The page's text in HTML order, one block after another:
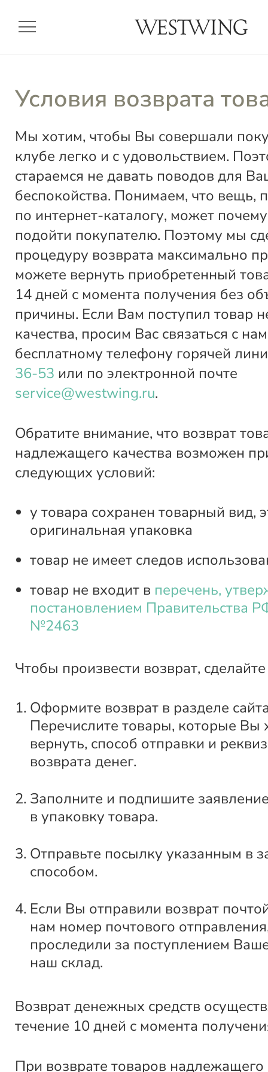
menu
Условия возврата
Мы хотим, чтобы Вы совершали
клубе легко и с удовольствием.
стараемся не давать поводов для
беспокойства. Понимаем, что вещь,
по интернет-каталогу, может
подойти покупателю. Поэтому мы
процедуру возврата максимально
можете вернуть приобретенный
14 дней с момента получения без
причины. Если Вам поступил товар
качества, просим Вас связаться с
бесплатному телефону горячей
36-53 или по электронной почте
service@westwing.ru.
Обратите внимание, что возврат
надлежащего качества возможен
следующих условий:
у товара сохранен товарный вид,
оригинальная упаковка
товар не имеет следов
товар не входит в перечень,
постановлением Правительства
№2463
Чтобы произвести возврат,
Оформите возврат в разделе
Перечислите товары, которые Вы
вернуть, способ отправки и
возврата денег.
Заполните и подпишите
в упаковку товара.
Отправьте посылку указанным в
способом.
Если Вы отправили возврат
нам номер почтового
проследили за поступлением
наш склад.
Возврат денежных средств
течение 10 дней с момента
При возврате товаров надлежащего